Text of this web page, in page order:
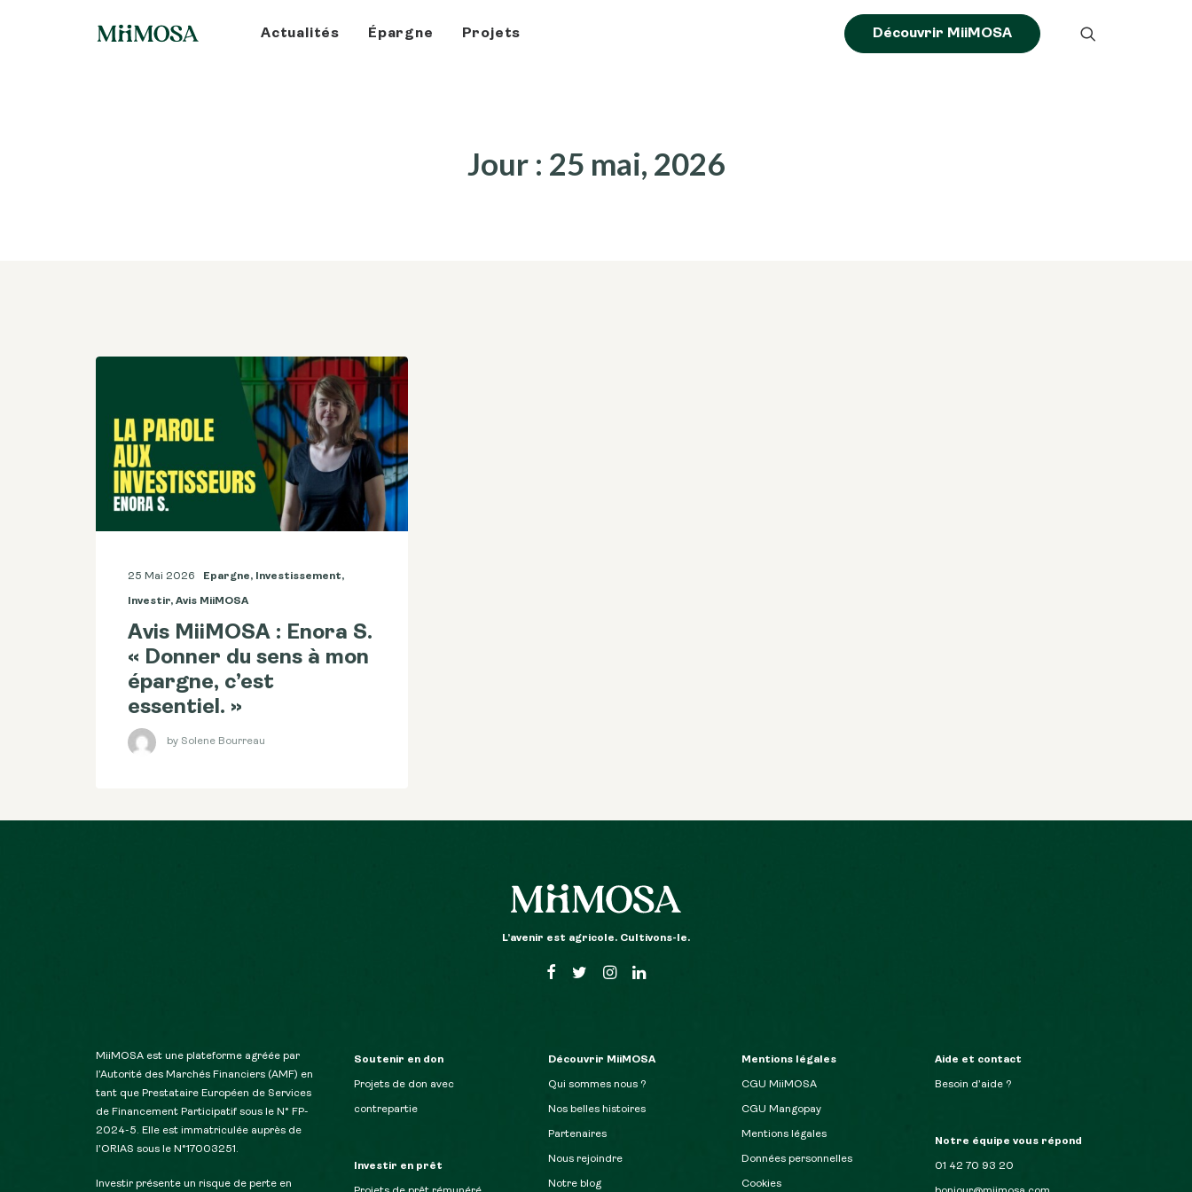
Actualités Épargne Projets Découvrir MiiMOSA
Jour : 25 mai, 2026
25 Mai 2026 Epargne, Investissement,
Investir, Avis MiiMOSA
Avis MiiMOSA : Enora S.
« Donner du sens à mon
épargne, c’est
essentiel. »
by Solene Bourreau
L’avenir est agricole. Cultivons-le.
MiiMOSA est une plateforme agréée par
l’Autorité des Marchés Financiers (AMF) en
tant que Prestataire Européen de Services
de Financement Participatif sous le N° FP-
2024-5. Elle est immatriculée auprès de
l’ORIAS sous le N°17003251.
Investir présente un risque de perte en
Soutenir en don
Projets de don avec
contrepartie
Investir en prêt
Découvrir MiiMOSA
Qui sommes nous ?
Nos belles histoires
Partenaires
Nous rejoindre
Notre blog
Mentions légales
CGU MiiMOSA
CGU Mangopay
Mentions légales
Données personnelles
Cookies
Aide et contact
Besoin d’aide ?
Notre équipe vous répond
01 42 70 93 20